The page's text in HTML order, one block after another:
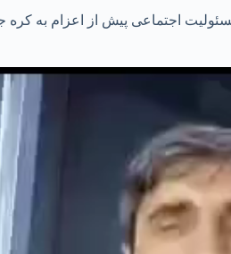
اجتماعی پیش از اعزام به کره